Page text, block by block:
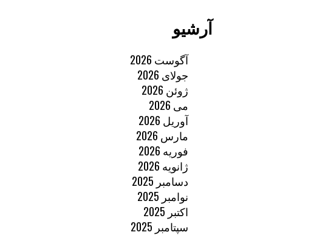
آرشیو
آگوست 2026
جولای 2026
ژوئن 2026
می 2026
آوریل 2026
مارس 2026
فوریه 2026
ژانویه 2026
دسامبر 2025
نوامبر 2025
اکتبر 2025
سپتامبر 2025